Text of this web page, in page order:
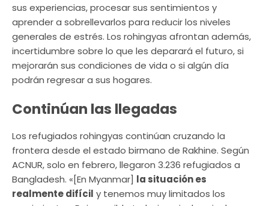
sus experiencias, procesar sus sentimientos y
aprender a sobrellevarlos para reducir los niveles
generales de estrés. Los rohingyas afrontan además,
incertidumbre sobre lo que les deparará el futuro, si
mejorarán sus condiciones de vida o si algún día
podrán regresar a sus hogares.
Continúan las llegadas
Los refugiados rohingyas continúan cruzando la
frontera desde el estado birmano de Rakhine. Según
ACNUR, solo en febrero, llegaron 3.236 refugiados a
Bangladesh. «[En Myanmar] la situación es
realmente difícil y tenemos muy limitados los